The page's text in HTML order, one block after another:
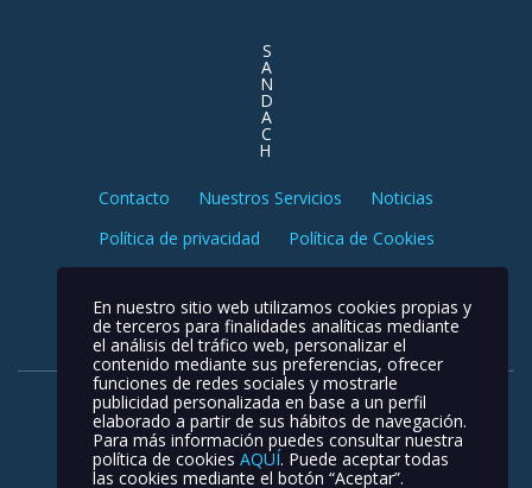
S
A
N
D
A
C
H
Contacto Nuestros Servicios
Noticias
Política de privacidad
Política de Cookies
En nuestro sitio web utilizamos cookies propias y
de terceros para finalidades analíticas mediante
el análisis del tráfico web, personalizar el
contenido mediante sus preferencias, ofrecer
funciones de redes sociales y mostrarle
publicidad personalizada en base a un perfil
elaborado a partir de sus hábitos de navegación.
Para más información puedes consultar nuestra
política de cookies AQUÍ. Puede aceptar todas
las cookies mediante el botón “Aceptar”.